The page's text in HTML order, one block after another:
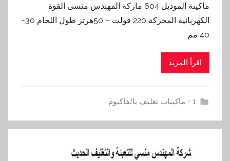
ماكينة الموديل 604 ماركة المهندس منسى القوة
الكهربائية المحركة 220 فولت – 50هرتز طول اللحام 30-
40 مم
اقرأ المزيد
1 - ماكينات تغليف بالفاكيوم